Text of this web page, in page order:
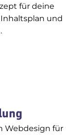
für deine
und
Webdesign für